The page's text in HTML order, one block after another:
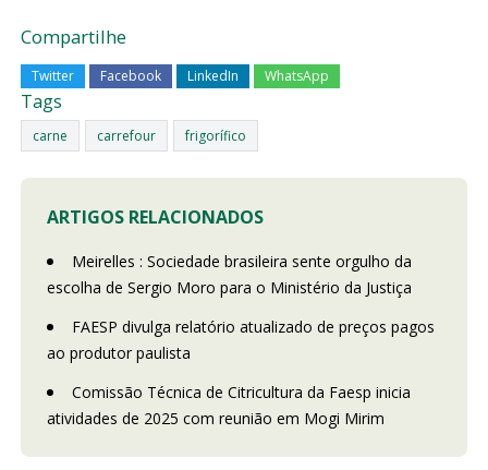
Compartilhe
Twitter Facebook LinkedIn WhatsApp
Tags
carne carrefour frigorífico
ARTIGOS RELACIONADOS
Meirelles : Sociedade brasileira sente orgulho da
escolha de Sergio Moro para o Ministério da Justiça
FAESP divulga relatório atualizado de preços pagos
ao produtor paulista
Comissão Técnica de Citricultura da Faesp inicia
atividades de 2025 com reunião em Mogi Mirim